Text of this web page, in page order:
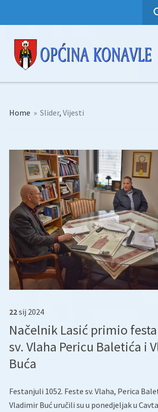
Home » Slider, Vijesti
22sij 2024
Načelnik Lasić primio
sv. Vlaha Pericu Baletića i
Buća
Festanjuli 1052. Feste sv. Vlaha, Perica
Vladimir Buć uručili su u ponedjeljak u